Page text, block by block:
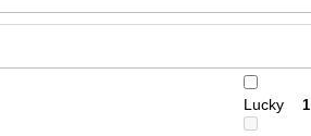
Lucky 1